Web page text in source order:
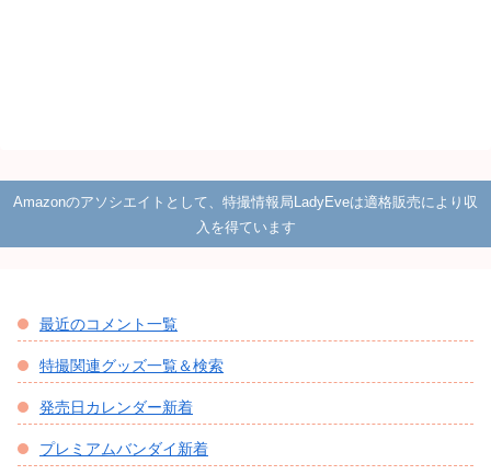
Amazonのアソシエイトとして、特撮情報局LadyEveは適格販売により収
入を得ています
最近のコメント一覧
特撮関連グッズ一覧＆検索
発売日カレンダー新着
プレミアムバンダイ新着